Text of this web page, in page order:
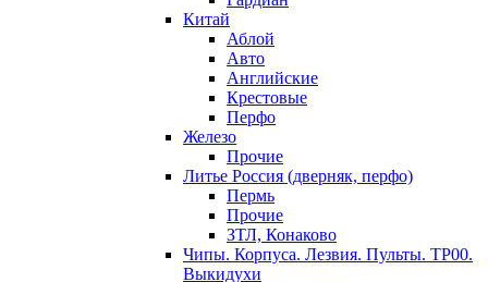
Китай
Аблой
Авто
Английские
Крестовые
Перфо
Железо
Прочие
Литье Россия (дверняк, перфо)
Пермь
Прочие
ЗТЛ, Конаково
Чипы. Корпуса. Лезвия. Пульты. TP00.
Выкидухи